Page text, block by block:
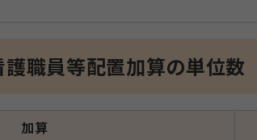
職員等配置加算の単位数
加算